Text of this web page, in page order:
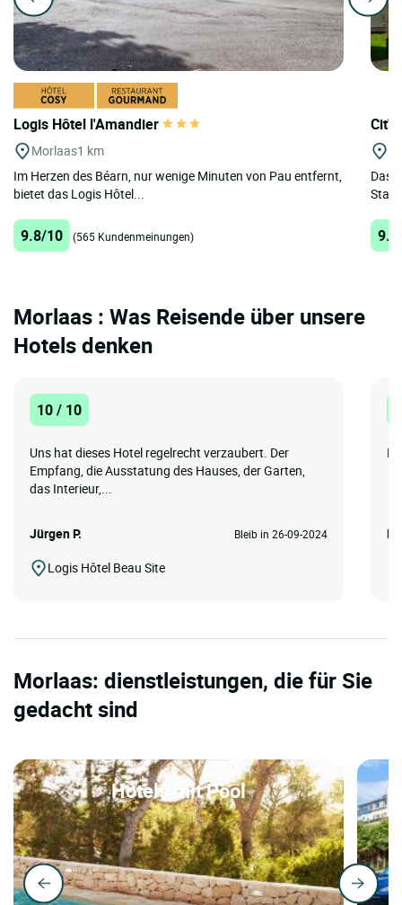
Logis Hôtel l'Amandier
Morlaas1 km
Im Herzen des Béarn, nur wenige Minuten von Pau entfernt,
bietet das Logis Hôtel...
9.8/10 (565 Kundenmeinungen)
Das
Morlaas : Was Reisende über unsere
Hotels denken
10 / 10
Uns hat dieses Hotel regelrecht verzaubert. Der
Empfang, die Ausstatung des Hauses, der Garten,
das Interieur,...
Jürgen P. Bleib in 26-09-2024
Logis Hôtel Beau Site
Morlaas: dienstleistungen, die für Sie
gedacht sind
Hotels mit Pool